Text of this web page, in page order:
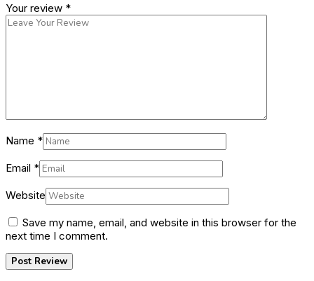
Your review *
Name *
Email *
Website
Save my name, email, and website in this browser for the
next time I comment.